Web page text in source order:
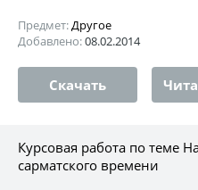
Предмет:Другое
Добавлено:08.02.2014
Скачать
Курсовая работа по теме
сарматского времени